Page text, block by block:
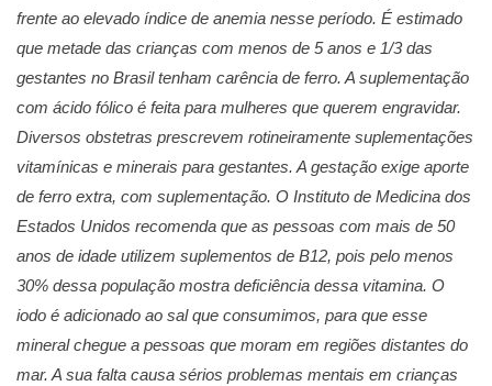
frente ao elevado índice de anemia nesse período. É estimado
que metade das crianças com menos de 5 anos e 1/3 das
gestantes no Brasil tenham carência de ferro. A suplementação
com ácido fólico é feita para mulheres que querem engravidar.
Diversos obstetras prescrevem rotineiramente suplementações
vitamínicas e minerais para gestantes. A gestação exige aporte
de ferro extra, com suplementação. O Instituto de Medicina dos
Estados Unidos recomenda que as pessoas com mais de 50
anos de idade utilizem suplementos de B12, pois pelo menos
30% dessa população mostra deficiência dessa vitamina. O
iodo é adicionado ao sal que consumimos, para que esse
mineral chegue a pessoas que moram em regiões distantes do
mar. A sua falta causa sérios problemas mentais em crianças